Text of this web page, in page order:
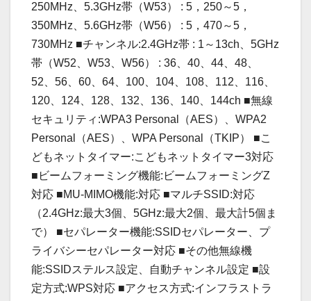
250MHz、5.3GHz帯（W53） : 5，250～5，
350MHz、5.6GHz帯（W56） : 5，470～5，
730MHz ■チャンネル:2.4GHz帯 : 1～13ch、5GHz
帯（W52、W53、W56） : 36、40、44、48、
52、56、60、64、100、104、108、112、116、
120、124、128、132、136、140、144ch ■無線
セキュリティ:WPA3 Personal（AES）、WPA2
Personal（AES）、WPA Personal（TKIP） ■こ
どもネットタイマー:こどもネットタイマー3対応
■ビームフォーミング機能:ビームフォーミングZ
対応 ■MU-MIMO機能:対応 ■マルチSSID:対応
（2.4GHz:最大3個、5GHz:最大2個、最大計5個ま
で） ■セパレーター機能:SSIDセパレーター、プ
ライバシーセパレーター対応 ■その他無線機
能:SSIDステルス設定、自動チャンネル設定 ■設
定方式:WPS対応 ■アクセス方式:インフラストラ